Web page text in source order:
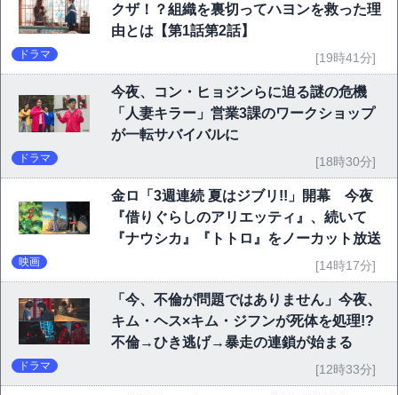
クザ！？組織を裏切ってハヨンを救った理
由とは【第1話第2話】
ドラマ [19時41分]
今夜、コン・ヒョジンらに迫る謎の危機
「人妻キラー」営業3課のワークショップ
が一転サバイバルに
ドラマ [18時30分]
金ロ「3週連続 夏はジブリ!!」開幕 今夜
『借りぐらしのアリエッティ』、続いて
『ナウシカ』『トトロ』をノーカット放送
映画 [14時17分]
「今、不倫が問題ではありません」今夜、
キム・ヘス×キム・ジフンが死体を処理!?
不倫→ひき逃げ→暴走の連鎖が始まる
ドラマ [12時33分]